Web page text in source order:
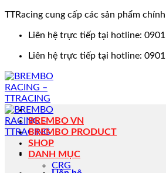
TTRacing cung cấp các sản phẩm
Liên hệ trực tiếp tại hotline:
Liên hệ trực tiếp tại hotline:
BREMBO VN
BREMBO PRODUCT
SHOP
DANH MỤC
CRG